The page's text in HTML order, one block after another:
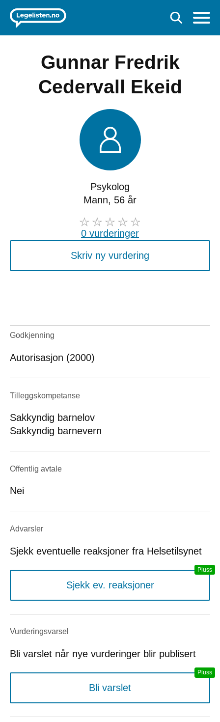
Gunnar Fredrik
Cedervall Ekeid
Psykolog
Mann, 56 år
0 vurderinger
Skriv ny vurdering
Godkjenning
Autorisasjon (2000)
Tilleggskompetanse
Sakkyndig barnelov
Sakkyndig barnevern
Offentlig avtale
Nei
Advarsler
Sjekk eventuelle reaksjoner fra Helsetilsynet
Sjekk ev. reaksjoner
Vurderings­varsel
Bli varslet når nye vurderinger blir publisert
Bli varslet